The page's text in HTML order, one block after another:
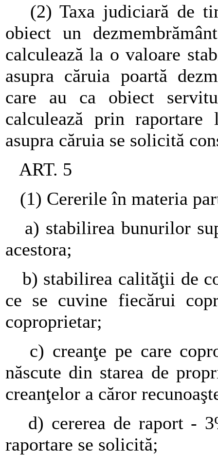
(2) Taxa judiciară de
obiect un
calculează la o valoare
asupra căruia poartă
care au ca obiect
calculează prin
asupra căruia se solicită
ART. 5
(1) Cererile în materia
a) stabilirea bunurilor
acestora;
b) stabilirea calităţii de
ce se cuvine fiecărui
coproprietar;
c) creanţe pe care
născute din starea de
creanţelor a căror
d) cererea de raport -
raportare se solicită;